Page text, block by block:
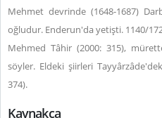
Mehmet devrinde (1648-1687)
oğludur. Enderun'da yetişti. 1140/
Mehmed Tâhir (2000: 315),
söyler. Eldeki şiirleri
374).
Kaynakça